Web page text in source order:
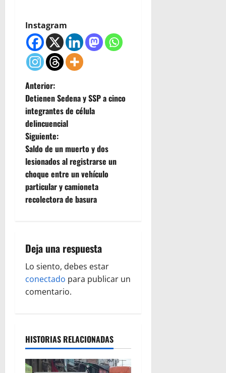
Instagram
N
a
v
e
g
a
i
ó
n
d
e
n
Anterior:
Detienen Sedena y SSP a cinco
integrantes de célula
delincuencial
Siguiente:
Saldo de un muerto y dos
lesionados al registrarse un
choque entre un vehículo
particular y camioneta
recolectora de basura
Deja una respuesta
Lo siento, debes estar
conectado para publicar un
comentario.
HISTORIAS RELACIONADAS